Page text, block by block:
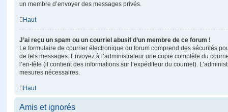
un membre d’envoyer des messages privés.
Haut
J’ai reçu un spam ou un courriel abusif d’un membre de ce forum !
Le formulaire de courrier électronique du forum comprend des sécurités
de tels messages. Envoyez à l’administrateur une copie complète du
l’en-tête (il contient des informations sur l’expéditeur du courriel).
mesures nécessaires.
Haut
Amis et ignorés